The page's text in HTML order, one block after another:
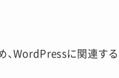
、WordPressに関連す